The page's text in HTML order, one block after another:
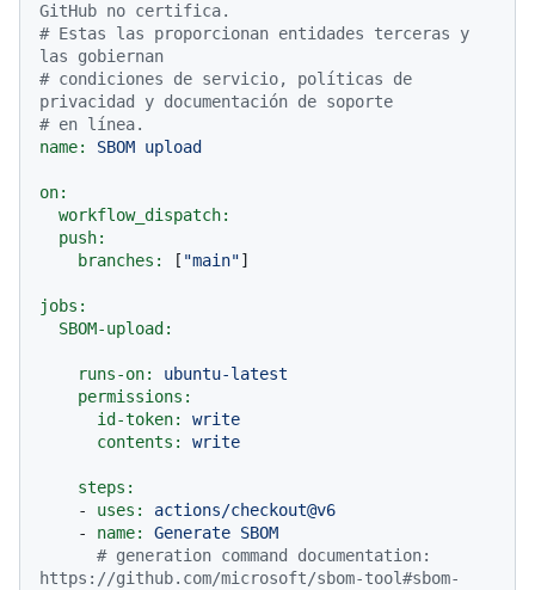
GitHub no certifica.
# Estas las proporcionan entidades terceras y
las gobiernan
# condiciones de servicio, políticas de
privacidad y documentación de soporte
# en línea.
name:
SBOM upload
on:
workflow_dispatch:
push:
branches:
[ "main"]
jobs:
SBOM-upload:
runs-on:
ubuntu-latest
permissions:
id-token:
write
contents:
write
steps:
-
uses:
actions/checkout@v6
-
name: Generate SBOM
# generation command documentation:
https://github.com/microsoft/sbom-tool#sbom-